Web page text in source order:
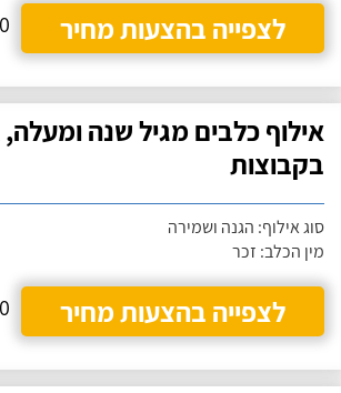
לצפייה בהצעות מחיר
0 הצעות מחיר
אילוף כלבים מגיל שנה ומעלה,
בקבוצות
סוג אילוף: הגנה ושמירה
מין הכלב: זכר
לצפייה בהצעות מחיר
0 הצעות מחיר